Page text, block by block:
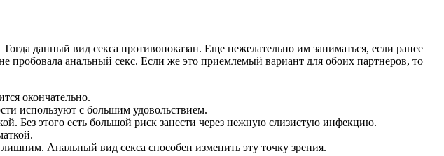
данный вид секса противопоказан. Еще нежелательно им заниматься, если ранее
анальный секс. Если же это приемлемый вариант для обоих партнеров, то
окончательно.
используют с большим удовольствием.
Без этого есть большой риск занести через нежную слизистую инфекцию.
Анальный вид секса способен изменить эту точку зрения.